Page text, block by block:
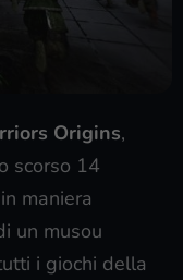
Origins,
scorso 14
maniera
un musou
i giochi della